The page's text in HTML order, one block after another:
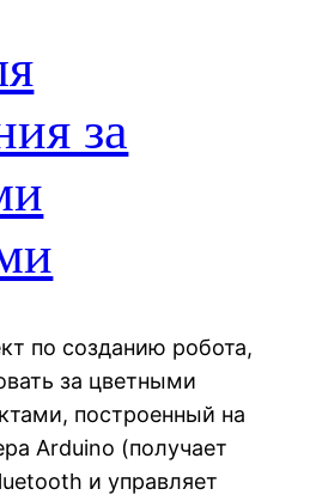
за
по созданию робота,
за цветными
построенный на
Arduino (получает
и управляет